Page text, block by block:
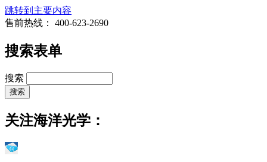
跳转到主要内容
售前热线：
400-623-2690
搜索表单
搜索
关注海洋光学：